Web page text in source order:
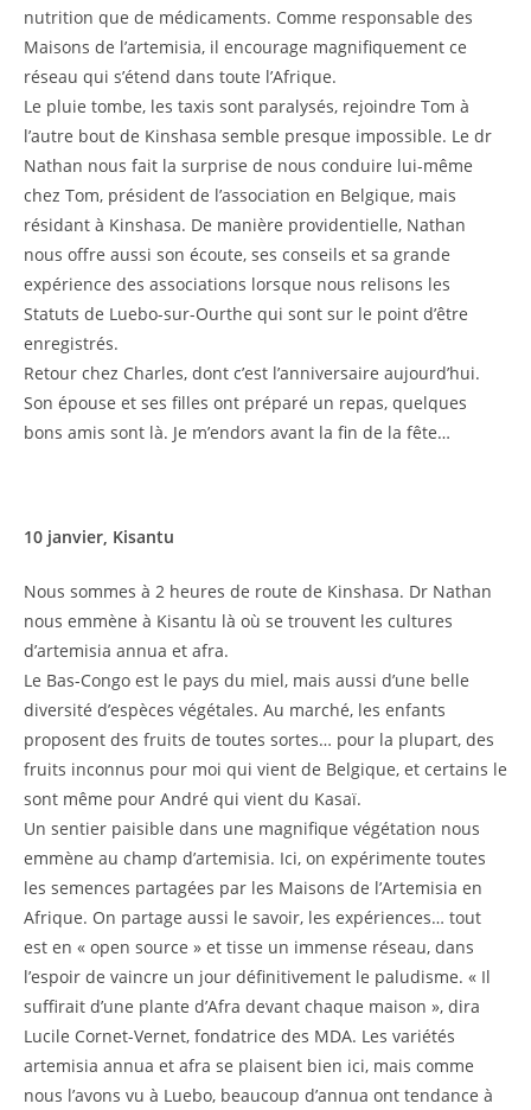
nutrition que de médicaments. Comme responsable des
Maisons de l’artemisia, il encourage magnifiquement ce
réseau qui s’étend dans toute l’Afrique.
Le pluie tombe, les taxis sont paralysés, rejoindre Tom à
l’autre bout de Kinshasa semble presque impossible. Le dr
Nathan nous fait la surprise de nous conduire lui-même
chez Tom, président de l’association en Belgique, mais
résidant à Kinshasa. De manière providentielle, Nathan
nous offre aussi son écoute, ses conseils et sa grande
expérience des associations lorsque nous relisons les
Statuts de Luebo-sur-Ourthe qui sont sur le point d’être
enregistrés.
Retour chez Charles, dont c’est l’anniversaire aujourd’hui.
Son épouse et ses filles ont préparé un repas, quelques
bons amis sont là. Je m’endors avant la fin de la fête…
10 janvier, Kisantu
Nous sommes à 2 heures de route de Kinshasa. Dr Nathan
nous emmène à Kisantu là où se trouvent les cultures
d’artemisia annua et afra.
Le Bas-Congo est le pays du miel, mais aussi d’une belle
diversité d’espèces végétales. Au marché, les enfants
proposent des fruits de toutes sortes… pour la plupart, des
fruits inconnus pour moi qui vient de Belgique, et certains le
sont même pour André qui vient du Kasaï.
Un sentier paisible dans une magnifique végétation nous
emmène au champ d’artemisia. Ici, on expérimente toutes
les semences partagées par les Maisons de l’Artemisia en
Afrique. On partage aussi le savoir, les expériences… tout
est en « open source » et tisse un immense réseau, dans
l’espoir de vaincre un jour définitivement le paludisme. « Il
suffirait d’une plante d’Afra devant chaque maison », dira
Lucile Cornet-Vernet, fondatrice des MDA. Les variétés
artemisia annua et afra se plaisent bien ici, mais comme
nous l’avons vu à Luebo, beaucoup d’annua ont tendance à